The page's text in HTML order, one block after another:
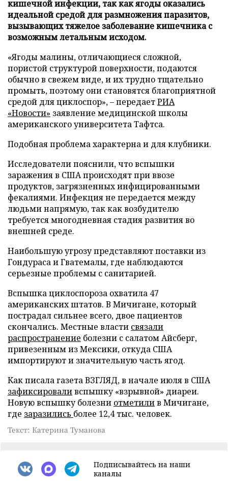
кишечной инфекции, так как ягоды оказались
идеальной средой для размножения паразитов,
вызывающих тяжелое заболевание кишечника с
возможным летальным исходом.
«Ягоды малины, отличающиеся сложной,
пористой структурой поверхности, подаются
обычно в свежем виде, и их трудно тщательно
промыть, поэтому они становятся благоприятной
средой для циклоспор», – передаетРИА
«Новости» заявление медицинской школы
американского университета Тафтса.
Подобная проблема характерна и для клубники.
Исследователи пояснили, что вспышки
заражения в США происходят при ввозе
продуктов, загрязненных инфицированными
фекалиями. Инфекция не передается между
людьми напрямую, так как возбудителю
требуется многодневная стадия развития во
внешней среде.
Наибольшую угрозу представляют поставки из
Гондураса и Гватемалы, где наблюдаются
серьезные проблемы с санитарией.
Вспышка циклоспороза охватила 47
американских штатов. В Мичигане, который
пострадал сильнее всего, двое пациентов
скончались. Местные власти связали
распространение болезни с салатом Айсберг,
привезенным из Мексики, откуда США
импортируют и значительную часть ягод.
Как писала газета ВЗГЛЯД, в начале июля в США
зафиксироваливспышку «взрывной» диареи.
Новую вспышку болезни отметилив Мичигане,
где заразились более 12,4 тыс. человек.
Текст: Катерина Туманова
Подписывайтесь на наши
каналы